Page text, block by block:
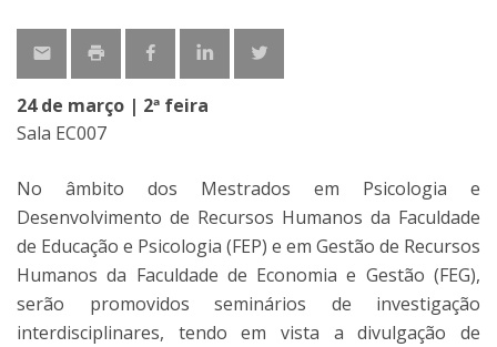
24 de março | 2ª feira
Sala EC007
No âmbito dos Mestrados em Psicologia e
Desenvolvimento de Recursos Humanos da Faculdade
de Educação e Psicologia (FEP) e em Gestão de Recursos
Humanos da Faculdade de Economia e Gestão (FEG),
serão promovidos seminários de investigação
interdisciplinares, tendo em vista a divulgação de